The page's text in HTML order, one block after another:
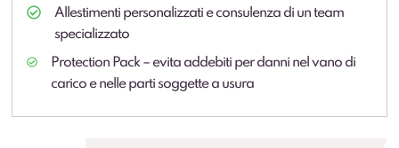
Allestimenti personalizzati e consulenza di un team
specializzato
Protection Pack – evita addebiti per danni nel vano di
carico e nelle parti soggette a usura